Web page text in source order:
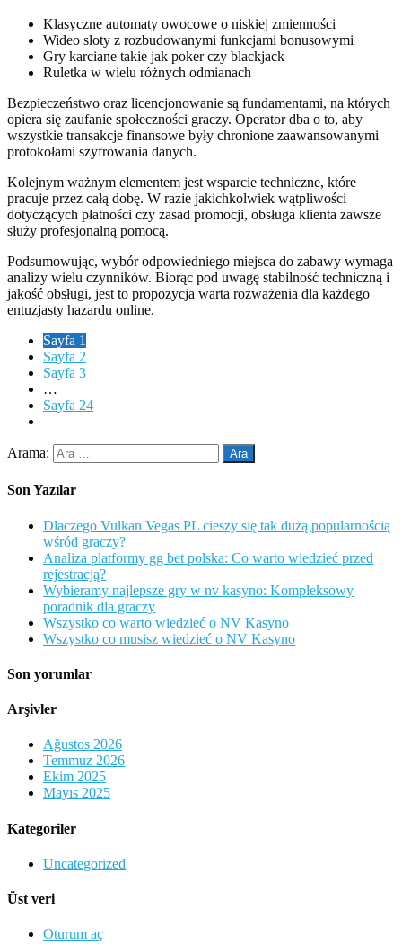
Klasyczne automaty owocowe o niskiej zmienności
Wideo sloty z rozbudowanymi funkcjami bonusowymi
Gry karciane takie jak poker czy blackjack
Ruletka w wielu różnych odmianach
Bezpieczeństwo oraz licencjonowanie są fundamentami, na których
opiera się zaufanie społeczności graczy. Operator dba o to, aby
wszystkie transakcje finansowe były chronione zaawansowanymi
protokołami szyfrowania danych.
Kolejnym ważnym elementem jest wsparcie techniczne, które
pracuje przez całą dobę. W razie jakichkolwiek wątpliwości
dotyczących płatności czy zasad promocji, obsługa klienta zawsze
służy profesjonalną pomocą.
Podsumowując, wybór odpowiedniego miejsca do zabawy wymaga
analizy wielu czynników. Biorąc pod uwagę stabilność techniczną i
jakość obsługi, jest to propozycja warta rozważenia dla każdego
entuzjasty hazardu online.
Sayfa 1
Sayfa 2
Sayfa 3
…
Sayfa 24
Arama:
Son Yazılar
Dlaczego Vulkan Vegas PL cieszy się tak dużą popularnością
wśród graczy?
Analiza platformy gg bet polska: Co warto wiedzieć przed
rejestracją?
Wybieramy najlepsze gry w nv kasyno: Kompleksowy
poradnik dla graczy
Wszystko co warto wiedzieć o NV Kasyno
Wszystko co musisz wiedzieć o NV Kasyno
Son yorumlar
Arşivler
Ağustos 2026
Temmuz 2026
Ekim 2025
Mayıs 2025
Kategoriler
Uncategorized
Üst veri
Oturum aç